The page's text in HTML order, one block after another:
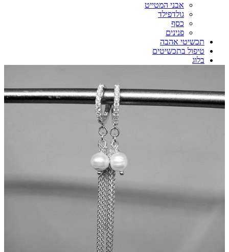
אבני המטייט
גולדפילד
כסף
פנינים
תכשיטי אהבה
טיפול בתכשיטים
בלוג